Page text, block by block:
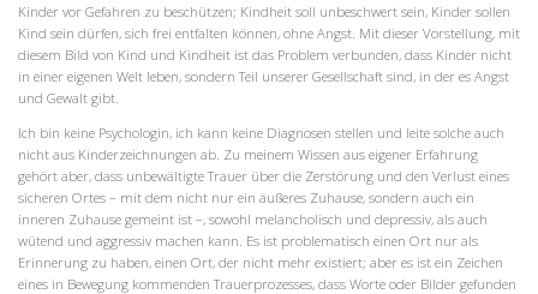
Kinder vor Gefahren zu beschützen; Kindheit soll unbeschwert sein, Kinder sollen
Kind sein dürfen, sich frei entfalten können, ohne Angst. Mit dieser Vorstellung, mit
diesem Bild von Kind und Kindheit ist das Problem verbunden, dass Kinder nicht
in einer eigenen Welt leben, sondern Teil unserer Gesellschaft sind, in der es Angst
und Gewalt gibt.
Ich bin keine Psychologin, ich kann keine Diagnosen stellen und leite solche auch
nicht aus Kinderzeichnungen ab. Zu meinem Wissen aus eigener Erfahrung
gehört aber, dass unbewältigte Trauer über die Zerstörung und den Verlust eines
sicheren Ortes – mit dem nicht nur ein äußeres Zuhause, sondern auch ein
inneren Zuhause gemeint ist –, sowohl melancholisch und depressiv, als auch
wütend und aggressiv machen kann. Es ist problematisch einen Ort nur als
Erinnerung zu haben, einen Ort, der nicht mehr existiert; aber es ist ein Zeichen
eines in Bewegung kommenden Trauerprozesses, dass Worte oder Bilder gefunden